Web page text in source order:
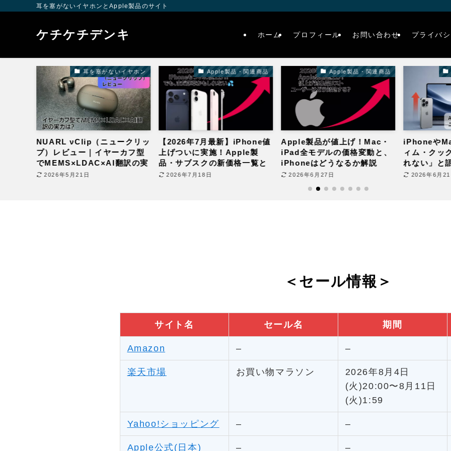
耳を塞がないイヤホンとApple製品のサイト
ケチケチデンキ ホーム プロフィール お問い合わせ プライバ
耳を塞がないイヤホン
NUARL νClip（ニュークリッ
プ）レビュー｜イヤーカフ型
でMEMS×LDAC×AI翻訳の実
力は？
2026年5月21日
Apple製品・関連商品
【2026年7月最新】iPhone値
上げついに実施！Apple製
品・サブスクの新価格一覧と
今すぐやるべき対策5選
2026年7月18日
Apple製品・関連商品
Apple製品が値上げ！Mac・
iPad全モデルの価格変動と、
iPhoneはどうなるか解説
2026年6月27日
iPhoneや
ィム・クッ
れない」と
(2026年6月)
2026年6月
＜セール情報＞
サイト名 セール名 期間
Amazon – –
楽天市場 お買い物マラソン
2026年8月4日
(火)20:00〜8月11日
(火)1:59
Yahoo!ショッピング – –
Apple公式(日本) – –